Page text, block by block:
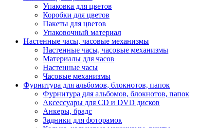
Упаковка для цветов
Коробки для цветов
Пакеты для цветов
Упаковочный материал
Настенные часы, часовые механизмы
Настенные часы, часовые механизмы
Материалы для часов
Настенные часы
Часовые механизмы
Фурнитура для альбомов, блокнотов, папок
Фурнитура для альбомов, блокнотов, папок
Аксессуары для CD и DVD дисков
Анкеры, брадс
Задники для фоторамок